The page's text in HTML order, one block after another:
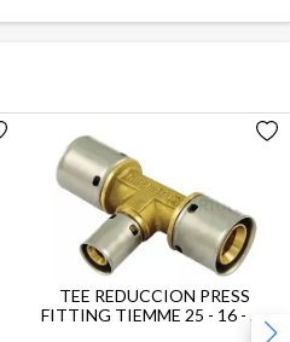
TEE REDUCCION PRESS
FITTING TIEMME 25 - 16 - 25